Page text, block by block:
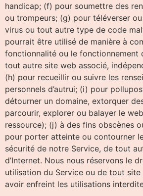
handicap; (f) pour soumettre des
ou trompeurs; (g) pour téléverser
virus ou tout autre type de code
pourrait être utilisé de manière à
fonctionnalité ou le fonctionnement
tout autre site web associé,
(h) pour recueillir ou suivre les
personnels d’autrui; (i) pour
détourner un domaine, extorquer
parcourir, explorer ou balayer le
ressource); (j) à des fins obscènes
pour porter atteinte ou contourner
sécurité de notre Service, de tout
d’Internet. Nous nous réservons le
utilisation du Service ou de tout
avoir enfreint les utilisations